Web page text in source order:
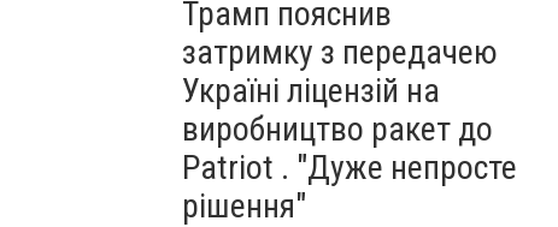
Трамп пояснив
затримку з передачею
Україні ліцензій на
виробництво ракет до
Patriot . "Дуже непросте
рішення"